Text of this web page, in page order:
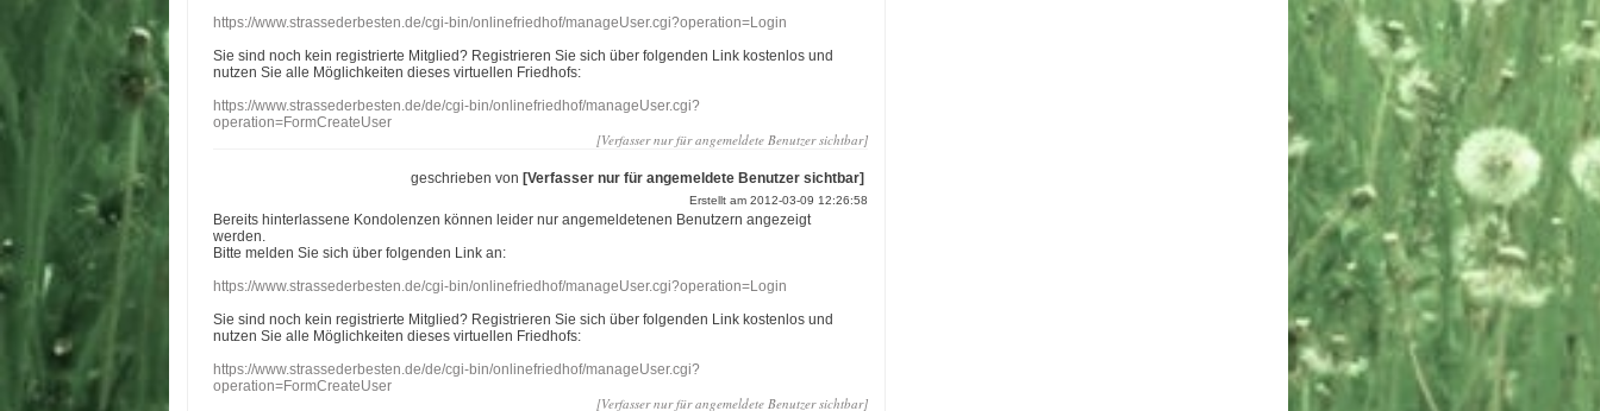
https://www.strassederbesten.de/cgi-bin/onlinefriedhof/manageUser.cgi?operation=Login
Sie sind noch kein registrierte Mitglied? Registrieren Sie sich über folgenden Link kostenlos und
nutzen Sie alle Möglichkeiten dieses virtuellen Friedhofs:
https://www.strassederbesten.de/de/cgi-bin/onlinefriedhof/manageUser.cgi?
operation=FormCreateUser
[Verfasser nur für angemeldete Benutzer sichtbar]
geschrieben von [Verfasser nur für angemeldete Benutzer sichtbar]
Erstellt am 2012-03-09 12:26:58
Bereits hinterlassene Kondolenzen können leider nur angemeldetenen Benutzern angezeigt
werden.
Bitte melden Sie sich über folgenden Link an:
https://www.strassederbesten.de/cgi-bin/onlinefriedhof/manageUser.cgi?operation=Login
Sie sind noch kein registrierte Mitglied? Registrieren Sie sich über folgenden Link kostenlos und
nutzen Sie alle Möglichkeiten dieses virtuellen Friedhofs:
https://www.strassederbesten.de/de/cgi-bin/onlinefriedhof/manageUser.cgi?
operation=FormCreateUser
[Verfasser nur für angemeldete Benutzer sichtbar]